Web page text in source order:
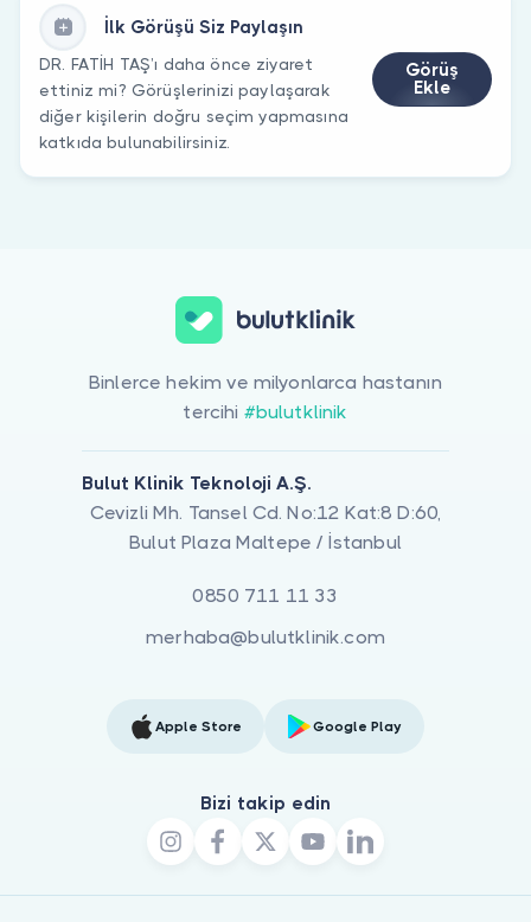
İlk Görüşü Siz Paylaşın
DR. FATİH TAŞ’ı daha önce ziyaret
ettiniz mi? Görüşlerinizi paylaşarak
diğer kişilerin doğru seçim yapmasına
katkıda bulunabilirsiniz.
Görüş
Ekle
Binlerce hekim ve milyonlarca hastanın
tercihi #bulutklinik
Bulut Klinik Teknoloji A.Ş.
Cevizli Mh. Tansel Cd. No:12 Kat:8 D:60,
Bulut Plaza Maltepe / İstanbul
0850 711 11 33
merhaba@bulutklinik.com
Apple Store Google Play
Bizi takip edin